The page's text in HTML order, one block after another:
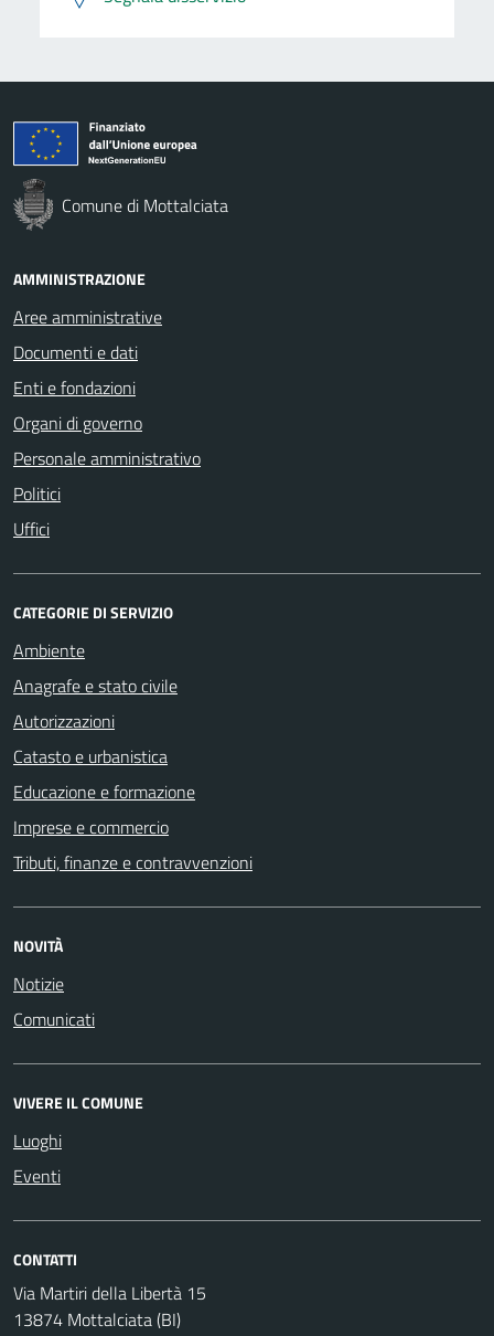
Comune di Mottalciata
AMMINISTRAZIONE
Aree amministrative
Documenti e dati
Enti e fondazioni
Organi di governo
Personale amministrativo
Politici
Uffici
CATEGORIE DI SERVIZIO
Ambiente
Anagrafe e stato civile
Autorizzazioni
Catasto e urbanistica
Educazione e formazione
Imprese e commercio
Tributi, finanze e contravvenzioni
NOVITÀ
Notizie
Comunicati
VIVERE IL COMUNE
Luoghi
Eventi
CONTATTI
Via Martiri della Libertà 15
13874 Mottalciata (BI)